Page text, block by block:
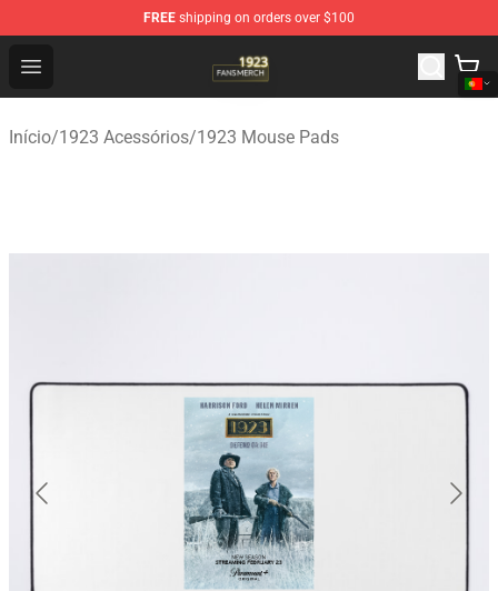
FREE shipping on orders over $100
Open menu
1923 Shop - Official 1923 Merchandise Store
Início/1923 Acessórios/1923 Mouse Pads